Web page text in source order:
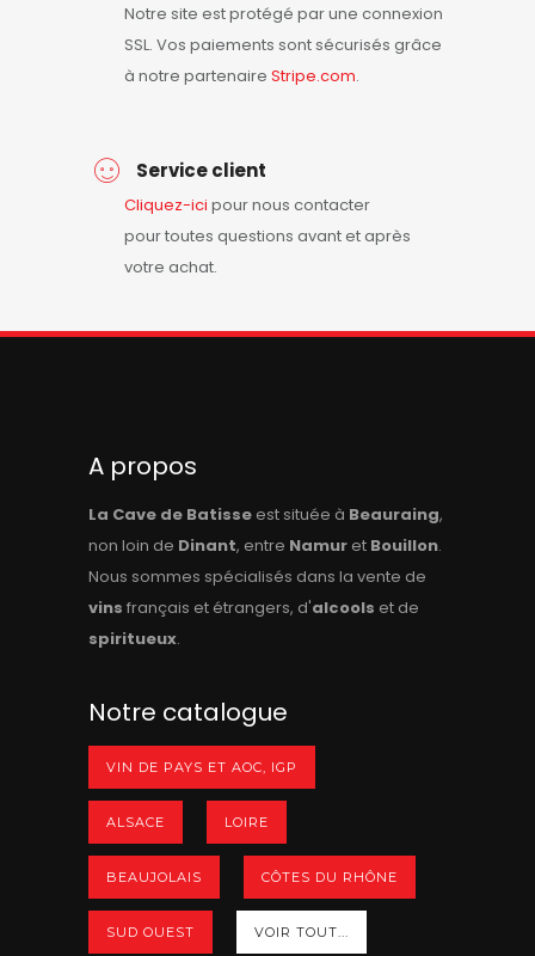
Notre site est protégé par une connexion
SSL. Vos paiements sont sécurisés grâce
à notre partenaire Stripe.com.
Service client
Cliquez-ici pour nous contacter
pour toutes questions avant et après
votre achat.
A propos
La Cave de Batisse est située à Beauraing,
non loin de Dinant, entre Namur et Bouillon.
Nous sommes spécialisés dans la vente de
vins français et étrangers, d'alcools et de
spiritueux.
Notre catalogue
VIN DE PAYS ET AOC, IGP
ALSACE LOIRE
BEAUJOLAIS CÔTES DU RHÔNE
SUD OUEST VOIR TOUT...